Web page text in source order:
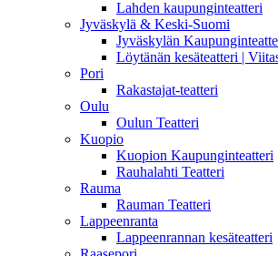
Lahden kaupunginteatteri
Jyväskylä & Keski-Suomi
Jyväskylän
Löytänän kesäteatteri |
Pori
Rakastajat-teatteri
Oulu
Oulun Teatteri
Kuopio
Kuopion Kaupunginteatteri
Rauhalahti Teatteri
Rauma
Rauman Teatteri
Lappeenranta
Lappeenrannan kesäteatteri